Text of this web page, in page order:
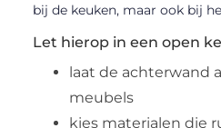
bij de keuken, maar ook bij
Let hierop in een open
laat de achterwand
meubels
kies materialen die